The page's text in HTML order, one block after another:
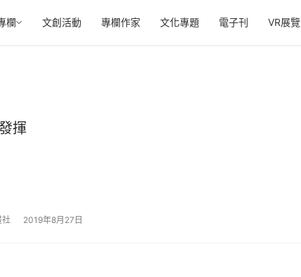
欄 文創活動 專欄作家 文化專題 電子刊 VR展覽
揮
社 2019年8月27日